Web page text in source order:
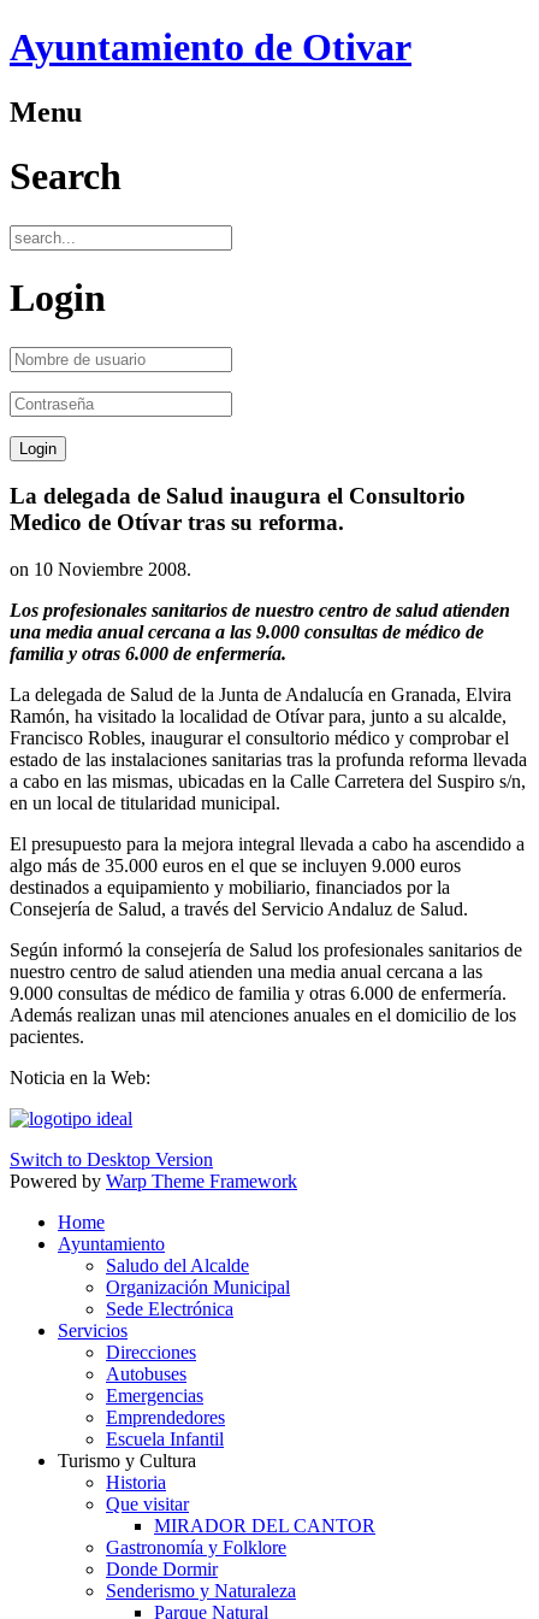
Ayuntamiento de Otivar
Menu
Search
Login
La delegada de Salud inaugura el Consultorio
Medico de Otívar tras su reforma.
on 10 Noviembre 2008.
Los profesionales sanitarios de nuestro centro de salud atienden
una media anual cercana a las 9.000 consultas de médico de
familia y otras 6.000 de enfermería.
La delegada de Salud de la Junta de Andalucía en Granada, Elvira
Ramón, ha visitado la localidad de Otívar para, junto a su alcalde,
Francisco Robles, inaugurar el consultorio médico y comprobar el
estado de las instalaciones sanitarias tras la profunda reforma llevada
a cabo en las mismas, ubicadas en la Calle Carretera del Suspiro s/n,
en un local de titularidad municipal.
El presupuesto para la mejora integral llevada a cabo ha ascendido a
algo más de 35.000 euros en el que se incluyen 9.000 euros
destinados a equipamiento y mobiliario, financiados por la
Consejería de Salud, a través del Servicio Andaluz de Salud.
Según informó la consejería de Salud los profesionales sanitarios de
nuestro centro de salud atienden una media anual cercana a las
9.000 consultas de médico de familia y otras 6.000 de enfermería.
Además realizan unas mil atenciones anuales en el domicilio de los
pacientes.
Noticia en la Web:
Switch to Desktop Version
Powered by Warp Theme Framework
Home
Ayuntamiento
Saludo del Alcalde
Organización Municipal
Sede Electrónica
Servicios
Direcciones
Autobuses
Emergencias
Emprendedores
Escuela Infantil
Turismo y Cultura
Historia
Que visitar
MIRADOR DEL CANTOR
Gastronomía y Folklore
Donde Dormir
Senderismo y Naturaleza
Parque Natural